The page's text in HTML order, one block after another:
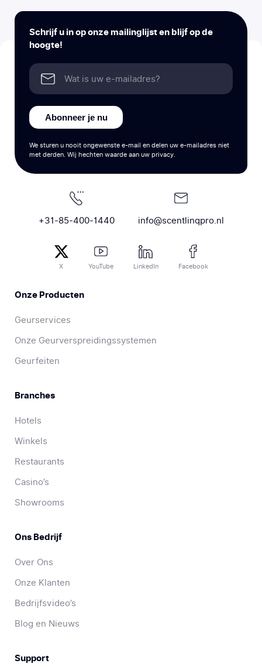
Schrijf u in op onze mailinglijst en blijf op de
hoogte!
Abonneer je nu
We sturen u nooit ongewenste e-mail en delen uw e-mailadres niet
met derden. Wij hechten waarde aan uw privacy.
+31-85-400-1440 info@scentlinqpro.nl
X YouTube LinkedIn Facebook
Onze Producten
Geurservices
Onze Geurverspreidingssystemen
Geurfeiten
Branches
Hotels
Winkels
Restaurants
Casino’s
Showrooms
Ons Bedrijf
Over Ons
Onze Klanten
Bedrijfsvideo’s
Blog en Nieuws
Support